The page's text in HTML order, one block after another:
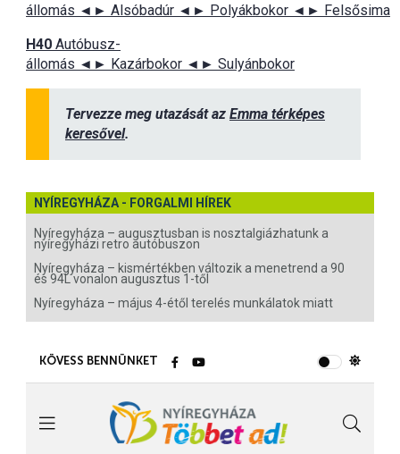
állomás ◄► Alsóbadúr ◄► Polyákbokor ◄► Felsősima
H40 Autóbusz-
állomás ◄► Kazárbokor ◄► Sulyánbokor
Tervezze meg utazását az Emma térképes
keresővel.
NYÍREGYHÁZA - FORGALMI HÍREK
Nyíregyháza – augusztusban is nosztalgiázhatunk a
nyíregyházi retro autóbuszon
Nyíregyháza – kismértékben változik a menetrend a 90
és 94L vonalon augusztus 1-től
Nyíregyháza – május 4-étől terelés munkálatok miatt